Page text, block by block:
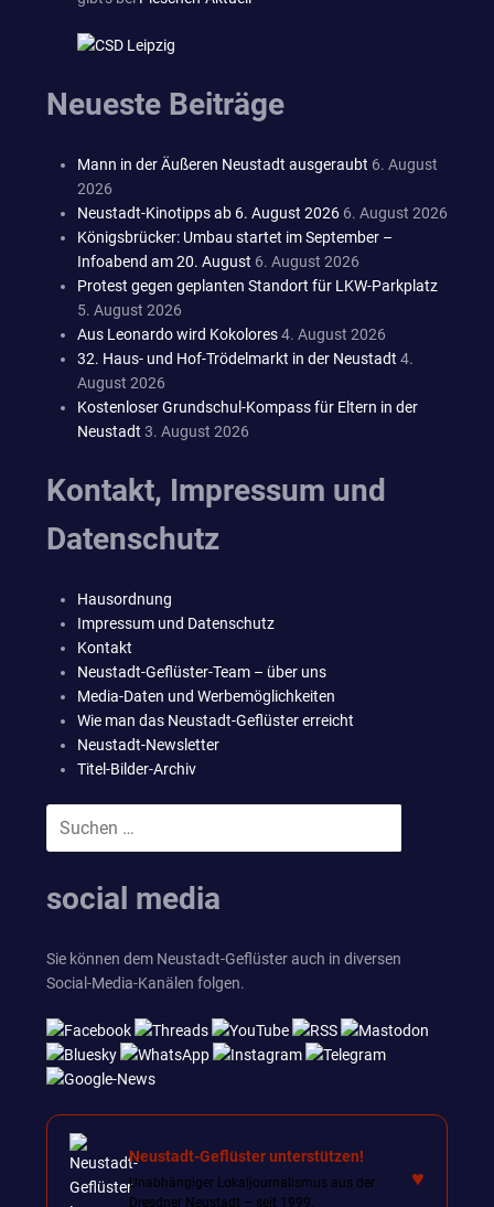
Neueste Beiträge
Mann in der Äußeren Neustadt ausgeraubt 6. August
2026
Neustadt-Kinotipps ab 6. August 2026 6. August 2026
Königsbrücker: Umbau startet im September –
Infoabend am 20. August 6. August 2026
Protest gegen geplanten Standort für LKW-Parkplatz
5. August 2026
Aus Leonardo wird Kokolores4. August 2026
32. Haus- und Hof-Trödelmarkt in der Neustadt 4.
August 2026
Kostenloser Grundschul-Kompass für Eltern in der
Neustadt 3. August 2026
Kontakt, Impressum und
Datenschutz
Hausordnung
Impressum und Datenschutz
Kontakt
Neustadt-Geflüster-Team – über uns
Media-Daten und Werbemöglichkeiten
Wie man das Neustadt-Geflüster erreicht
Neustadt-Newsletter
Titel-Bilder-Archiv
social media
Sie können dem Neustadt-Geflüster auch in diversen
Social-Media-Kanälen folgen.
Neustadt-Geflüster unterstützen!
Unabhängiger Lokaljournalismus aus der
Dresdner Neustadt – seit 1999.
♥